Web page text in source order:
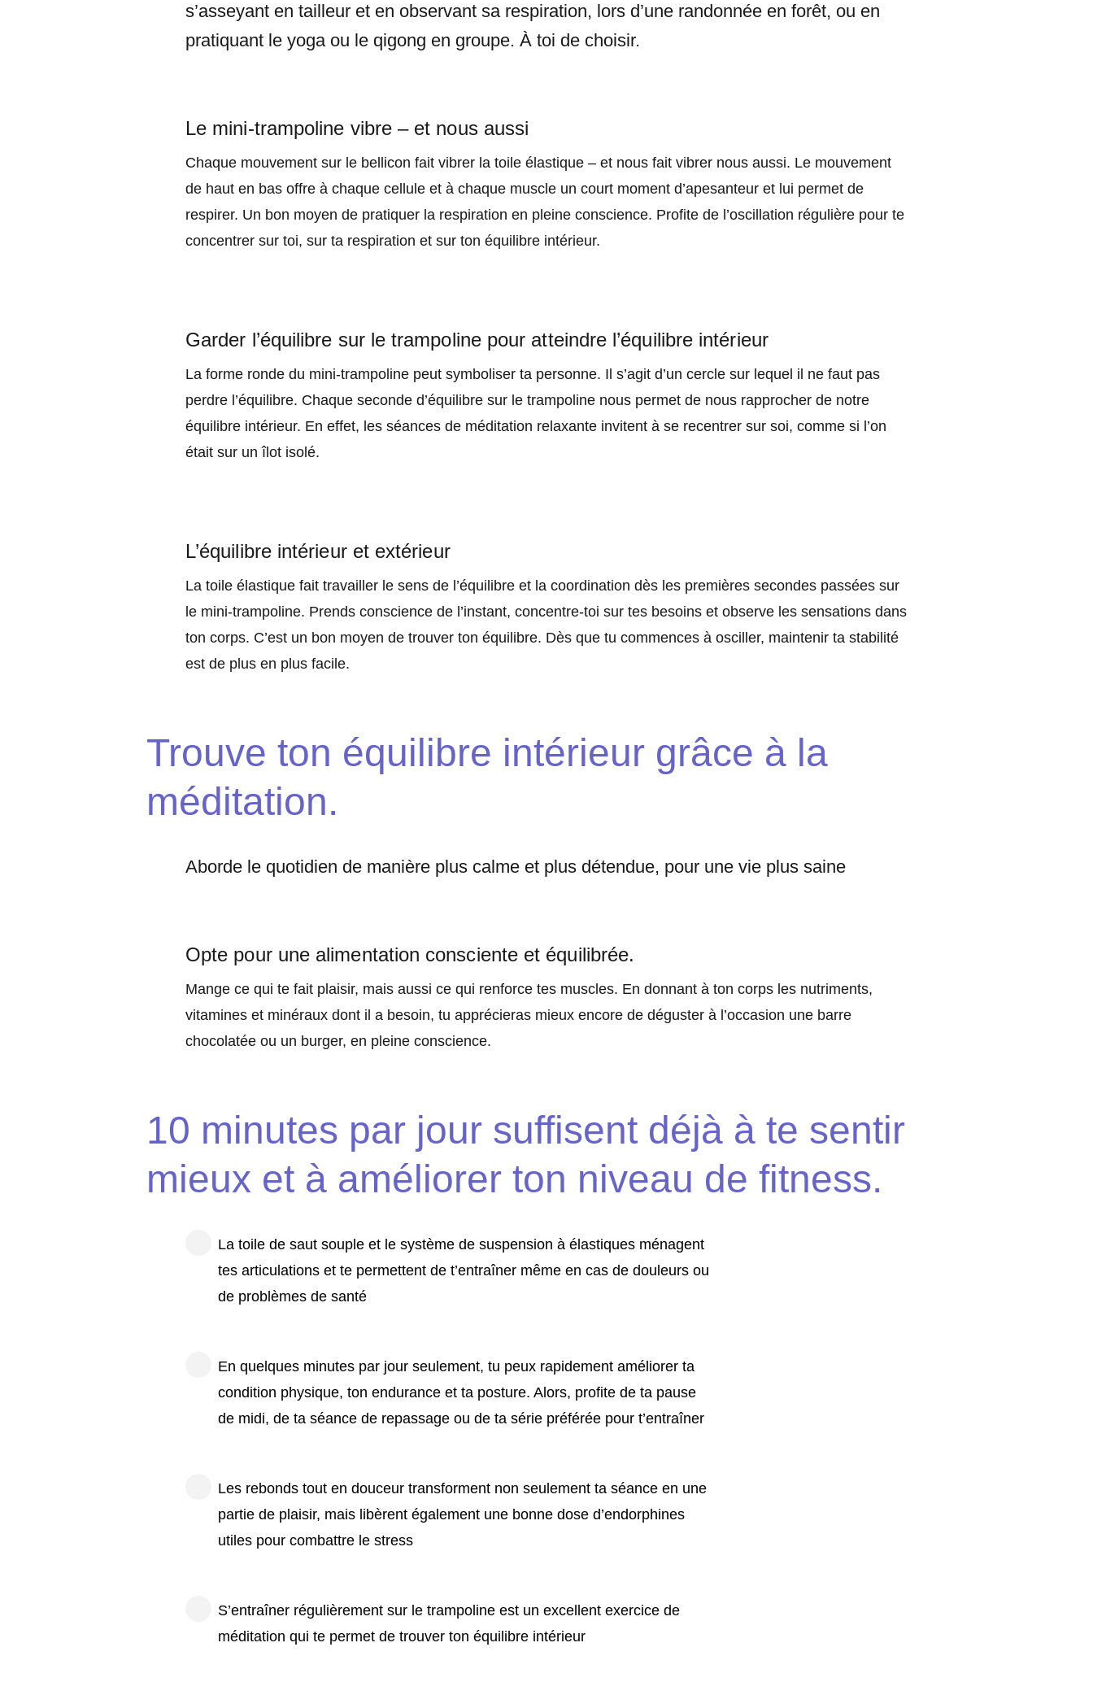
s’asseyant en tailleur et en observant sa respiration, lors d’une randonnée en forêt, ou en
pratiquant le yoga ou le qigong en groupe. À toi de choisir.
Le mini-trampoline vibre – et nous aussi
Chaque mouvement sur le bellicon fait vibrer la toile élastique – et nous fait vibrer nous aussi. Le mouvement
de haut en bas offre à chaque cellule et à chaque muscle un court moment d’apesanteur et lui permet de
respirer. Un bon moyen de pratiquer la respiration en pleine conscience. Profite de l’oscillation régulière pour te
concentrer sur toi, sur ta respiration et sur ton équilibre intérieur.
Garder l’équilibre sur le trampoline pour atteindre l’équilibre intérieur
La forme ronde du mini-trampoline peut symboliser ta personne. Il s’agit d’un cercle sur lequel il ne faut pas
perdre l’équilibre. Chaque seconde d’équilibre sur le trampoline nous permet de nous rapprocher de notre
équilibre intérieur. En effet, les séances de méditation relaxante invitent à se recentrer sur soi, comme si l’on
était sur un îlot isolé.
L’équilibre intérieur et extérieur
La toile élastique fait travailler le sens de l’équilibre et la coordination dès les premières secondes passées sur
le mini-trampoline. Prends conscience de l’instant, concentre-toi sur tes besoins et observe les sensations dans
ton corps. C’est un bon moyen de trouver ton équilibre. Dès que tu commences à osciller, maintenir ta stabilité
est de plus en plus facile.
Trouve ton équilibre intérieur grâce à la
méditation.
Aborde le quotidien de manière plus calme et plus détendue, pour une vie plus saine
Opte pour une alimentation consciente et équilibrée.
Mange ce qui te fait plaisir, mais aussi ce qui renforce tes muscles. En donnant à ton corps les nutriments,
vitamines et minéraux dont il a besoin, tu apprécieras mieux encore de déguster à l’occasion une barre
chocolatée ou un burger, en pleine conscience.
10 minutes par jour suffisent déjà à te sentir
mieux et à améliorer ton niveau de fitness.
La toile de saut souple et le système de suspension à élastiques ménagent
tes articulations et te permettent de t’entraîner même en cas de douleurs ou
de problèmes de santé
En quelques minutes par jour seulement, tu peux rapidement améliorer ta
condition physique, ton endurance et ta posture. Alors, profite de ta pause
de midi, de ta séance de repassage ou de ta série préférée pour t’entraîner
Les rebonds tout en douceur transforment non seulement ta séance en une
partie de plaisir, mais libèrent également une bonne dose d’endorphines
utiles pour combattre le stress
S’entraîner régulièrement sur le trampoline est un excellent exercice de
méditation qui te permet de trouver ton équilibre intérieur